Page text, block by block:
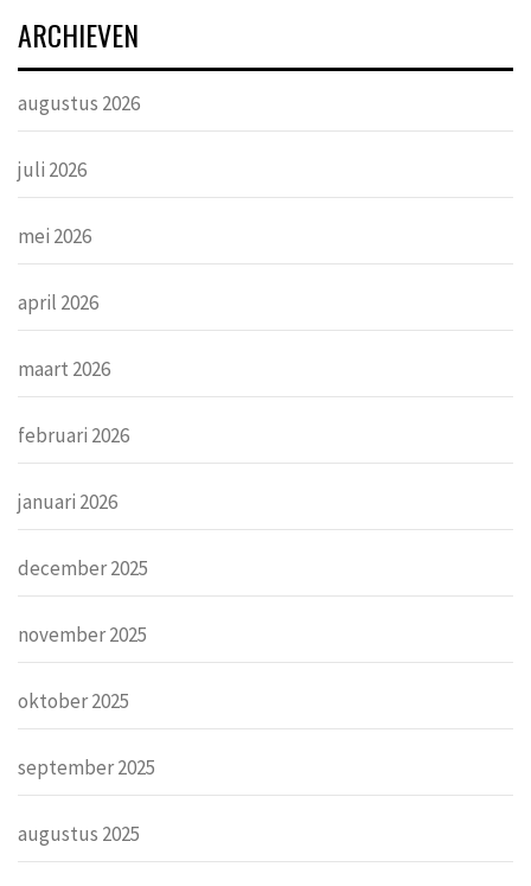
ARCHIEVEN
augustus 2026
juli 2026
mei 2026
april 2026
maart 2026
februari 2026
januari 2026
december 2025
november 2025
oktober 2025
september 2025
augustus 2025